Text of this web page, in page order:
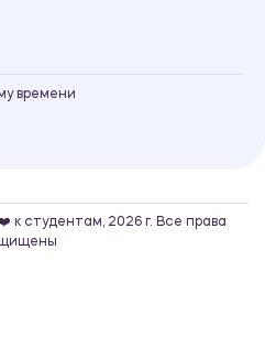
времени
студентам, 2026 г. Все права